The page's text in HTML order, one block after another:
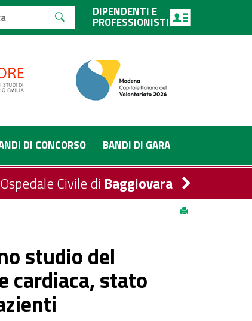
DIPENDENTI E
PROFESSIONISTI
DI CONCORSO BANDI DI GARA
Ospedale Civile di Baggiovara
studio del
cardiaca, stato